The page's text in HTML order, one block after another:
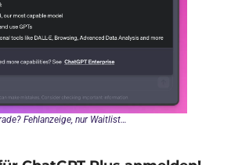
Fehlanzeige, nur Waitlist…